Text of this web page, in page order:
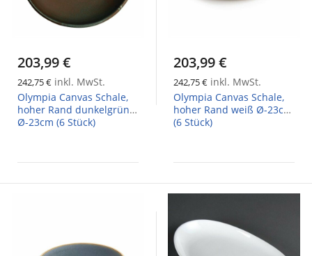
203,99 €
242,75 € inkl. MwSt.
Olympia Canvas Schale,
hoher Rand dunkelgrün
Ø-23cm (6 Stück)
203,99 €
242,75 € inkl. MwSt.
Olympia Canvas Schale,
hoher Rand weiß Ø-23cm
(6 Stück)